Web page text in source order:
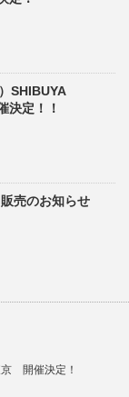
SHIBUYA
決定！！
売のお知らせ
京 開催決定！